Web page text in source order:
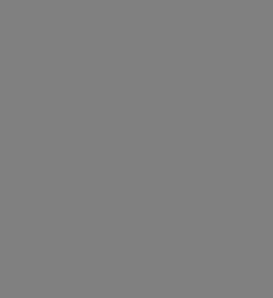
öffnenöffnen